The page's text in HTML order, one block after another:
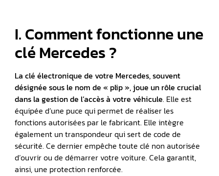
I. Comment fonctionne une
clé Mercedes ?
La clé électronique de votre Mercedes, souvent
désignée sous le nom de « plip », joue un rôle crucial
dans la gestion de l’accès à votre véhicule. Elle est
équipée d’une puce qui permet de réaliser les
fonctions autorisées par le fabricant. Elle intègre
également un transpondeur qui sert de code de
sécurité. Ce dernier empêche toute clé non autorisée
d’ouvrir ou de démarrer votre voiture. Cela garantit,
ainsi, une protection renforcée.